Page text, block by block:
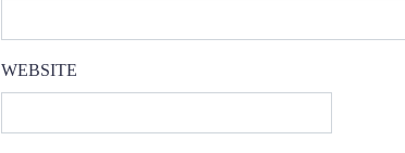
WEBSITE